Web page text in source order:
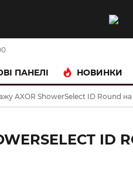
ПАНЕЛІ НОВИНКИ
AXOR ShowerSelect ID Round
ID